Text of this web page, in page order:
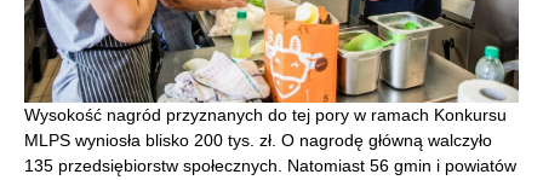
Wysokość nagród przyznanych do tej pory w ramach Konkursu
MLPS wyniosła blisko 200 tys. zł. O nagrodę główną walczyło
135 przedsiębiorstw społecznych. Natomiast 56 gmin i powiatów